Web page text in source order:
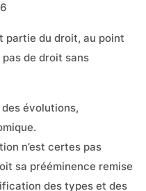
partie du droit, au point
de droit sans
évolutions,
n’est certes pas
sa prééminence remise
des types et des